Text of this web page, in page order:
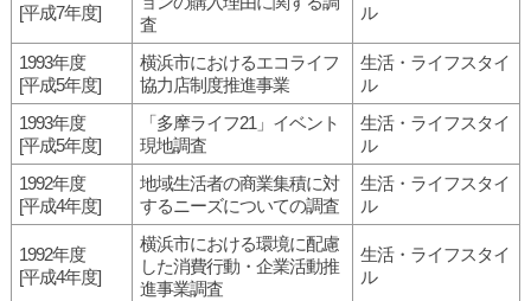
[平成7年度]
査
ル
1993年度
[平成5年度]
横浜市におけるエコライフ
協力店制度推進事業
生活・ライフスタイ
ル
1993年度
[平成5年度]
「多摩ライフ21」イベント
現地調査
生活・ライフスタイ
ル
1992年度
[平成4年度]
地域生活者の商業集積に対
するニーズについての調査
生活・ライフスタイ
ル
1992年度
[平成4年度]
横浜市における環境に配慮
した消費行動・企業活動推
進事業調査
生活・ライフスタイ
ル